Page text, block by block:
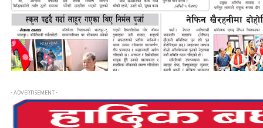
- ADVERTISEMENT -